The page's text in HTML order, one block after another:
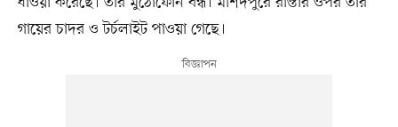
গায়ের চাদর ও টর্চলাইট পাওয়া গেছে।